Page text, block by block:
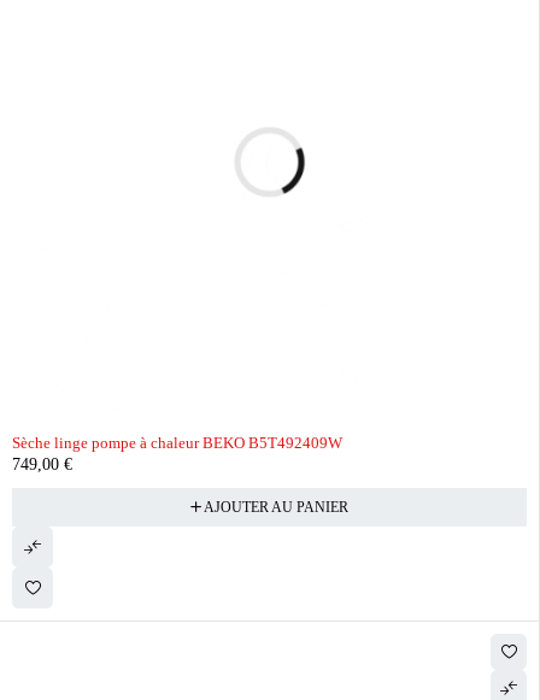
Sèche linge pompe à chaleur BEKO B5T492409W
749,00 €
AJOUTER AU PANIER